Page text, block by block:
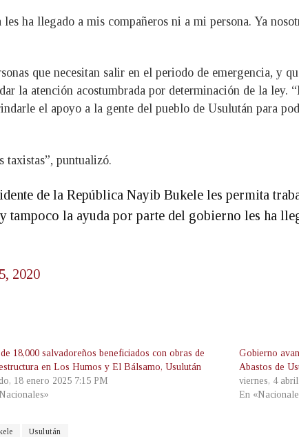
ha llegado a mis compañeros ni a mi persona. Ya
que necesitan salir en el periodo de emergencia, y
la atención acostumbrada por determinación de la ley.
el apoyo a la gente del pueblo de Usulután para
taxistas”, puntualizó.
de la República Nayib Bukele les permita
tampoco la ayuda por parte del gobierno les ha
2020
18,000 salvadoreños beneficiados con obras de
en Los Humos y El Bálsamo, Usulután
18 enero 2025 7:15 PM
Gobierno
Abastos de
viernes, 4
En
Usulután